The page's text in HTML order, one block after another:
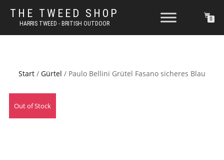
THE TWEED SHOP
HARRIS TWEED - BRITISH OUTDOOR
0
Start / Gürtel / Paulo Bellini Grütel Fasano sicheres Blau
Out of Stock